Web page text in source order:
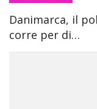
Danimarca, il
corre per di…